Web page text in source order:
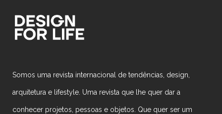
Somos uma revista internacional de tendências, design,
arquitetura e lifestyle. Uma revista que lhe quer dar a
conhecer projetos, pessoas e objetos. Que quer ser um